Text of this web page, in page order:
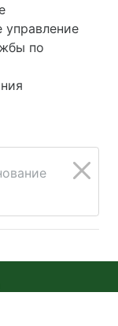
управление
по